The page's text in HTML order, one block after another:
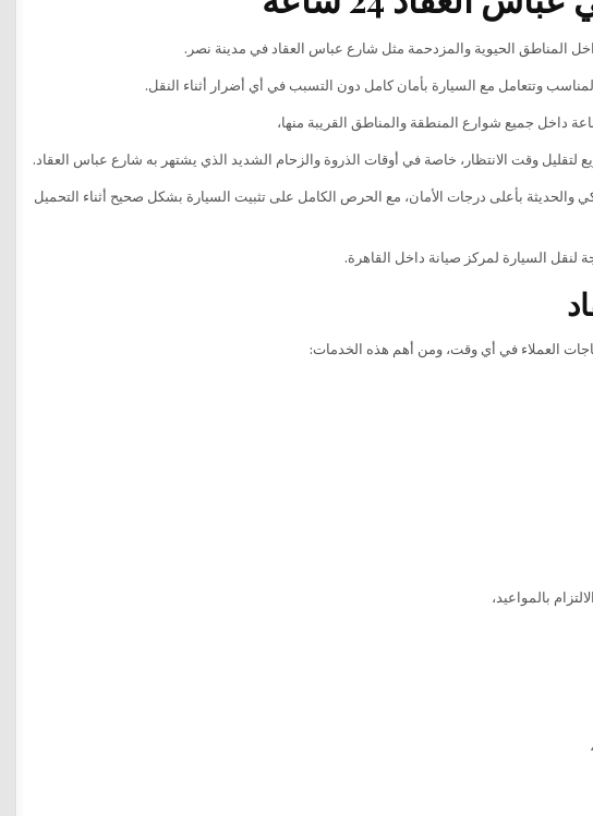
المناطق الحيوية والمزدحمة مثل شارع عباس العقاد في مدينة نصر.
وتتعامل مع السيارة بأمان كامل دون التسبب في أي أضرار أثناء النقل.
لتقليل وقت الانتظار، خاصة في أوقات الذروة والزحام الشديد الذي يشتهر به شارع عباس العقاد.
بأعلى درجات الأمان، مع الحرص الكامل على تثبيت السيارة بشكل صحيح أثناء التحميل
السيارة لمركز صيانة داخل القاهرة.
العملاء في أي وقت، ومن أهم هذه الخدمات:
بالمواعيد،